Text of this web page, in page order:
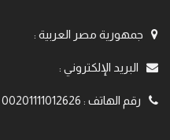
جمهورية مصر العربية :
البريد الإلكتروني :
رقم الهاتف :
00201111012626